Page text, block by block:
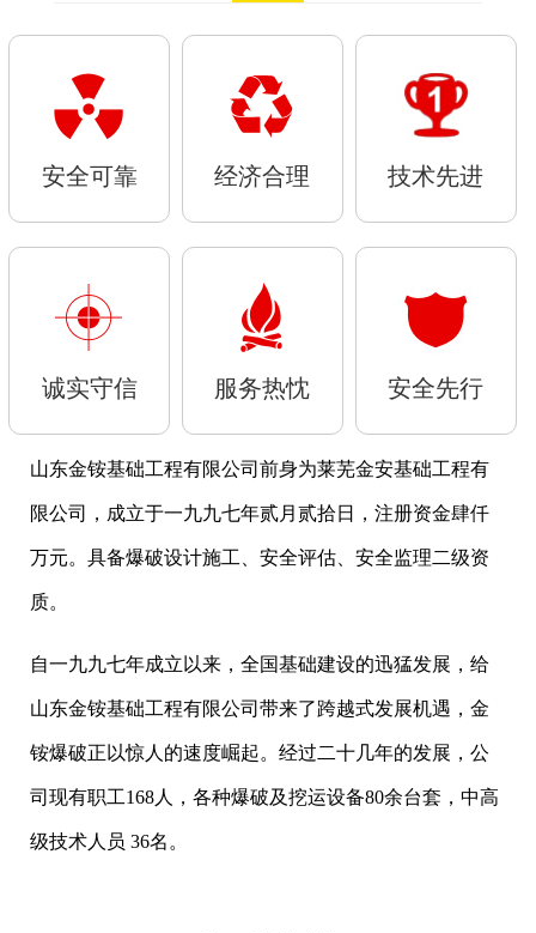
安全可靠 经济合理 技术先进
诚实守信 服务热忱 安全先行
山东金铵基础工程有限公司前身为莱芜金安基础工程有
限公司，成立于一九九七年贰月贰拾日，注册资金肆仟
万元。具备爆破设计施工、安全评估、安全监理二级资
质。
自一九九七年成立以来，全国基础建设的迅猛发展，给
山东金铵基础工程有限公司带来了跨越式发展机遇，金
铵爆破正以惊人的速度崛起。经过二十几年的发展，公
司现有职工168人，各种爆破及挖运设备80余台套，中高
级技术人员 36名。